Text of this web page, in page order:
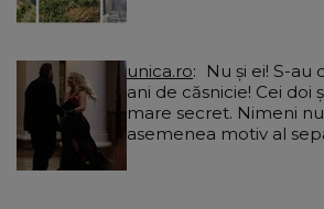
unica.ro
ani de căsnicie! Cei doi
mare secret. Nimeni
asemenea motiv al